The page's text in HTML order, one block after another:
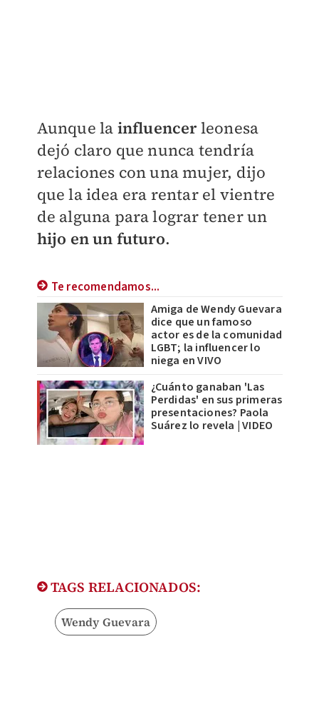
Aunque la influencerleonesa
dejó claro que nunca tendría
relaciones con una mujer, dijo
que la idea era rentar el vientre
de alguna para lograr tener un
hijo en un futuro.
Te recomendamos...
Amiga de Wendy Guevara
dice que un famoso
actor es de la comunidad
LGBT; la influencer lo
niega en VIVO
¿Cuánto ganaban 'Las
Perdidas' en sus primeras
presentaciones? Paola
Suárez lo revela | VIDEO
TAGS RELACIONADOS:
Wendy Guevara